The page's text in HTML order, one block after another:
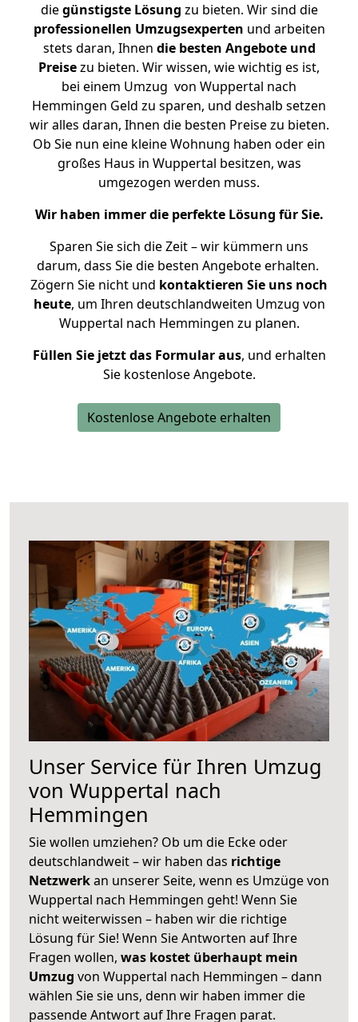
diegünstigste Lösung zu bieten. Wir sind die
professionellen Umzugsexperten und arbeiten
stets daran, Ihnen die besten Angebote und
Preisezu bieten. Wir wissen, wie wichtig es ist,
bei einem Umzug von Wuppertal nach
Hemmingen Geld zu sparen, und deshalb setzen
wir alles daran, Ihnen die besten Preise zu bieten.
Ob Sie nun eine kleine Wohnung haben oder ein
großes Haus in Wuppertal besitzen, was
umgezogen werden muss.
Wir haben immer die perfekte Lösung für Sie.
Sparen Sie sich die Zeit – wir kümmern uns
darum, dass Sie die besten Angebote erhalten.
Zögern Sie nicht und kontaktieren Sie uns noch
heute, um Ihren deutschlandweiten Umzug von
Wuppertal nach Hemmingen zu planen.
Füllen Sie jetzt das Formular aus, und erhalten
Sie kostenlose Angebote.
Kostenlose Angebote erhalten
Unser Service für Ihren Umzug
von Wuppertal nach
Hemmingen
Sie wollen umziehen? Ob um die Ecke oder
deutschlandweit – wir haben das richtige
Netzwerkan unserer Seite, wenn es Umzüge von
Wuppertal nach Hemmingen geht! Wenn Sie
nicht weiterwissen – haben wir die richtige
Lösung für Sie! Wenn Sie Antworten auf Ihre
Fragen wollen, was kostet überhaupt mein
Umzug von Wuppertal nach Hemmingen – dann
wählen Sie sie uns, denn wir haben immer die
passende Antwort auf Ihre Fragen parat.